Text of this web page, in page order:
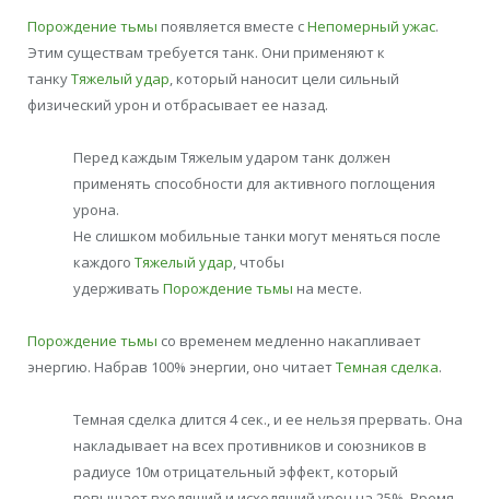
Порождение тьмы появляется вместе сНепомерный ужас.
Этим существам требуется танк. Они применяют к
танкуТяжелый удар, который наносит цели сильный
физический урон и отбрасывает ее назад.
Перед каждым Тяжелым ударом танк должен
применять способности для активного поглощения
урона.
Не слишком мобильные танки могут меняться после
каждого Тяжелый удар, чтобы
удерживать Порождение тьмы на месте.
Порождение тьмы со временем медленно накапливает
энергию. Набрав 100% энергии, оно читаетТемная сделка.
Темная сделка длится 4 сек., и ее нельзя прервать. Она
накладывает на всех противников и союзников в
радиусе 10м отрицательный эффект, который